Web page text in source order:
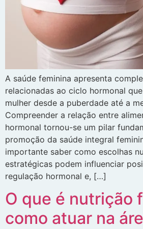
A saúde feminina apresenta
relacionadas ao ciclo hormonal
mulher desde a puberdade até a
Compreender a relação entre
hormonal tornou-se um pilar
promoção da saúde integral
importante saber como escolhas
estratégicas podem influenciar
regulação hormonal e, […]
O que é nutrição
como atuar na